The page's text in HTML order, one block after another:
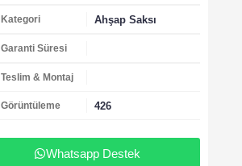
Kategori Ahşap Saksı
Garanti Süresi
Teslim & Montaj
Görüntüleme 426
Whatsapp Destek